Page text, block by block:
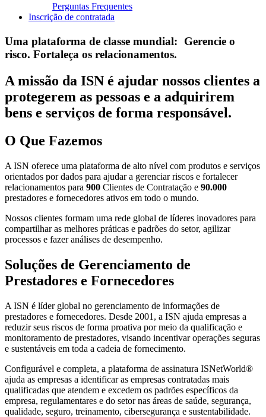
Perguntas Frequentes
Inscrição de contratada
Uma plataforma de classe mundial: Gerencie o
risco. Fortaleça os relacionamentos.
A missão da ISN é ajudar nossos clientes a
protegerem as pessoas e a adquirirem
bens e serviços de forma responsável.
O Que Fazemos
A ISN oferece uma plataforma de alto nível com produtos e serviços
orientados por dados para ajudar a gerenciar riscos e fortalecer
relacionamentos para 900 Clientes de Contratação e 90.000
prestadores e fornecedores ativos em todo o mundo.
Nossos clientes formam uma rede global de líderes inovadores para
compartilhar as melhores práticas e padrões do setor, agilizar
processos e fazer análises de desempenho.
Soluções de Gerenciamento de
Prestadores e Fornecedores
A ISN é líder global no gerenciamento de informações de
prestadores e fornecedores. Desde 2001, a ISN ajuda empresas a
reduzir seus riscos de forma proativa por meio da qualificação e
monitoramento de prestadores, visando incentivar operações seguras
e sustentáveis em toda a cadeia de fornecimento.
​Configurável e completa, a plataforma de assinatura ISNetWorld®
ajuda as empresas a identificar as empresas contratadas mais
qualificadas que atendem e excedem os padrões específicos da
empresa, regulamentares e do setor nas áreas de saúde, segurança,
qualidade, seguro, treinamento, cibersegurança e sustentabilidade.